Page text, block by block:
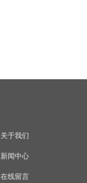
关于我们
新闻中心
在线留言